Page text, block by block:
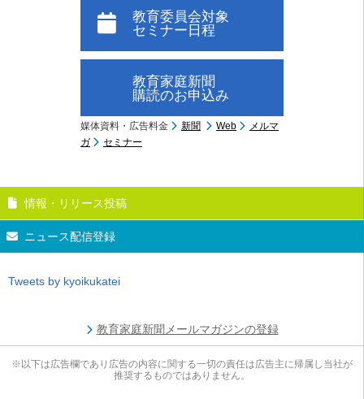
教育委員会対象
セミナー日程
教育家庭新聞
購読のお申込み
媒体資料・広告料金 新聞 Web
メルマ
ガ
セミナー
情報・リリース投稿
ニュース配信登録
Tweets by kyoikukatei
教育家庭新聞メールマガジンの登録
※以下は広告欄であり広告の内容に関する一切の責任は広告主に帰属し当社が
推奨するものではありません。